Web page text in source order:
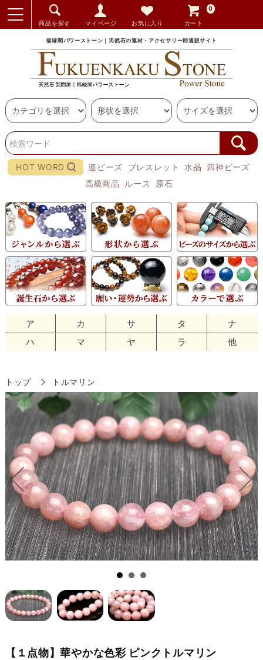
商品を探す マイページ お気に入り カート
0
福縁閣パワーストーン｜天然石の連材・アクセサリー卸通販サイト
HOT WORD 連ビーズ ブレスレット 水晶
四神ビーズ
高級商品
ルース 原石
ア カ サ タ
ナ
ハ
マ ヤ ラ 他
トップ トルマリン
【１点物】華やかな色彩 ピンクトルマリン